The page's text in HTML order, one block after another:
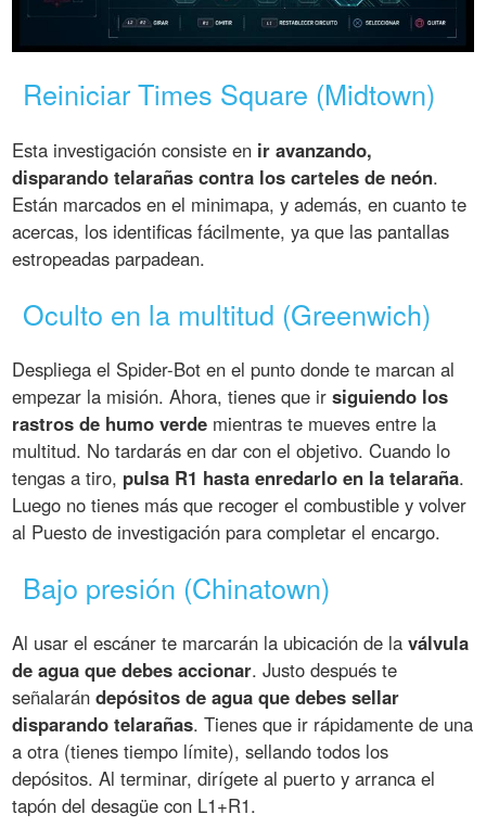
Reiniciar Times Square (Midtown)
Esta investigación consiste en ir avanzando,
disparando telarañas contra los carteles de neón.
Están marcados en el minimapa, y además, en cuanto te
acercas, los identificas fácilmente, ya que las pantallas
estropeadas parpadean.
Oculto en la multitud (Greenwich)
Despliega el Spider-Bot en el punto donde te marcan al
empezar la misión. Ahora, tienes que irsiguiendo los
rastros de humo verde mientras te mueves entre la
multitud. No tardarás en dar con el objetivo. Cuando lo
tengas a tiro, pulsa R1 hasta enredarlo en la telaraña.
Luego no tienes más que recoger el combustible y volver
al Puesto de investigación para completar el encargo.
Bajo presión (Chinatown)
Al usar el escáner te marcarán la ubicación de laválvula
de agua que debes accionar. Justo después te
señalarándepósitos de agua que debes sellar
disparando telarañas. Tienes que ir rápidamente de una
a otra (tienes tiempo límite), sellando todos los
depósitos. Al terminar, dirígete al puerto y arranca el
tapón del desagüe con L1+R1.